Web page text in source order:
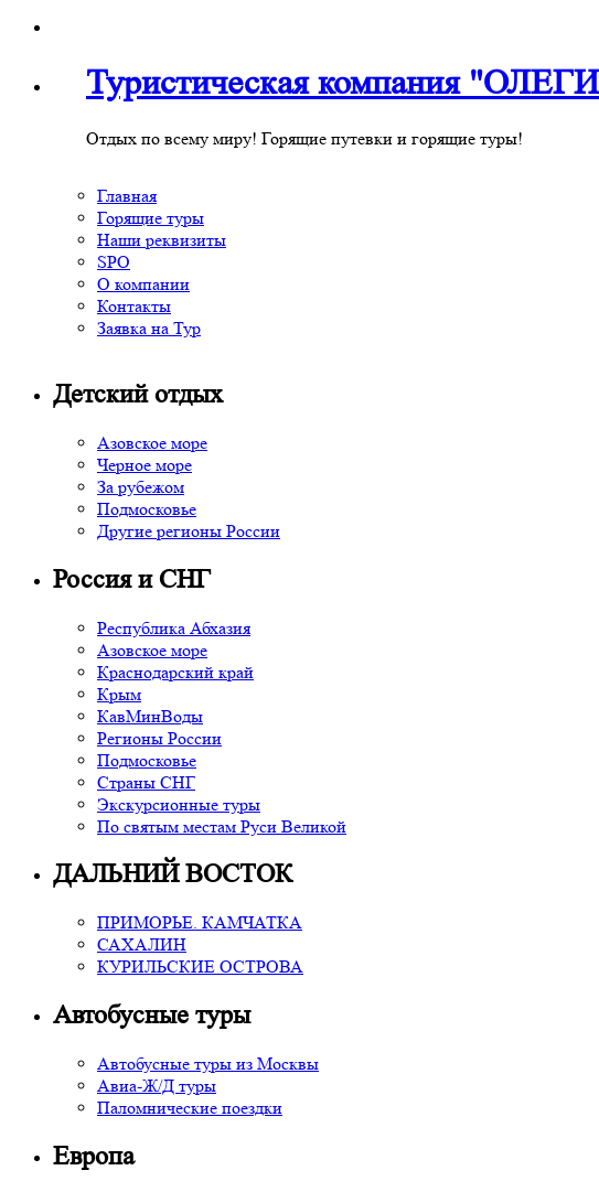
Туристическая компания
Отдых по всему миру! Горящие путевки и горящие туры!
Главная
Горящие туры
Наши реквизиты
SPO
О компании
Контакты
Заявка на Тур
Детский отдых
Азовское море
Черное море
За рубежом
Подмосковье
Другие регионы России
Россия и СНГ
Республика Абхазия
Азовское море
Краснодарский край
Крым
КавМинВоды
Регионы России
Подмосковье
Страны СНГ
Экскурсионные туры
По святым местам Руси Великой
ДАЛЬНИЙ ВОСТОК
ПРИМОРЬЕ. КАМЧАТКА
САХАЛИН
КУРИЛЬСКИЕ ОСТРОВА
Автобусные туры
Автобусные туры из Москвы
Авиа-Ж/Д туры
Паломнические поездки
Европа